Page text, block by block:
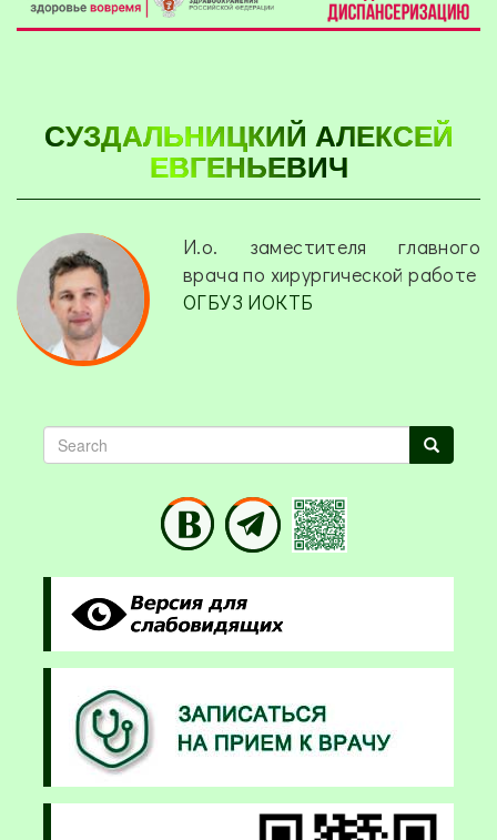
СУЗДАЛЬНИЦКИЙ АЛЕКСЕЙ
ЕВГЕНЬЕВИЧ
И.о. заместителя главного
врача по хирургической работе
ОГБУЗ ИОКТБ
Search Search